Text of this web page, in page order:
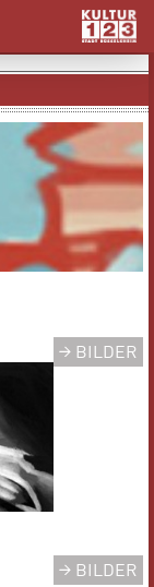
BILDER
BILDER